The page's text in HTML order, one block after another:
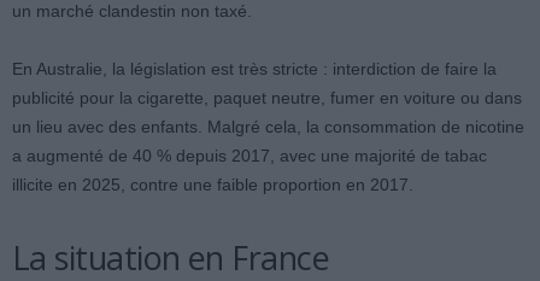
un marché clandestin non taxé.
En Australie, la législation est très stricte : interdiction de faire la
publicité pour la cigarette, paquet neutre, fumer en voiture ou dans
un lieu avec des enfants. Malgré cela, la consommation de nicotine
a augmenté de 40 % depuis 2017, avec une majorité de tabac
illicite en 2025, contre une faible proportion en 2017.
La situation en France